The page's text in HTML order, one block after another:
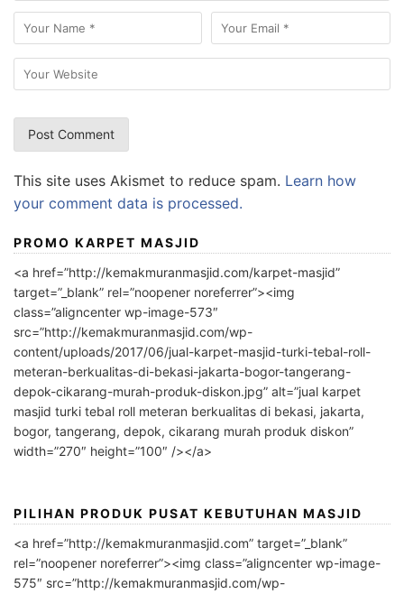
This site uses Akismet to reduce spam. Learn how
your comment data is processed.
PROMO KARPET MASJID
<a href=”http://kemakmuranmasjid.com/karpet-masjid”
target=”_blank” rel=”noopener noreferrer”><img
class=”aligncenter wp-image-573″
src=”http://kemakmuranmasjid.com/wp-
content/uploads/2017/06/jual-karpet-masjid-turki-tebal-roll-
meteran-berkualitas-di-bekasi-jakarta-bogor-tangerang-
depok-cikarang-murah-produk-diskon.jpg” alt=”jual karpet
masjid turki tebal roll meteran berkualitas di bekasi, jakarta,
bogor, tangerang, depok, cikarang murah produk diskon”
width=”270″ height=”100″ /></a>
PILIHAN PRODUK PUSAT KEBUTUHAN MASJID
<a href=”http://kemakmuranmasjid.com” target=”_blank”
rel=”noopener noreferrer”><img class=”aligncenter wp-image-
575″ src=”http://kemakmuranmasjid.com/wp-